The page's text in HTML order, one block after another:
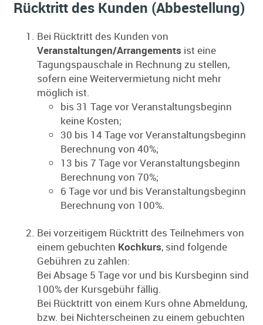
Rücktritt des Kunden (Abbestellung)
Bei Rücktritt des Kunden von
Veranstaltungen/Arrangements ist eine
Tagungspauschale in Rechnung zu stellen,
sofern eine Weitervermietung nicht mehr
möglich ist.
bis 31 Tage vor Veranstaltungsbeginn
keine Kosten;
30 bis 14 Tage vor Veranstaltungsbeginn
Berechnung von 40%;
13 bis 7 Tage vor Veranstaltungsbeginn
Berechnung von 70%;
6 Tage vor und bis Veranstaltungsbeginn
Berechnung von 100%.
Bei vorzeitigem Rücktritt des Teilnehmers von
einem gebuchten Kochkurs, sind folgende
Gebühren zu zahlen:
Bei Absage 5 Tage vor und bis Kursbeginn sind
100% der Kursgebühr fällig.
Bei Rücktritt von einem Kurs ohne Abmeldung,
bzw. bei Nichterscheinen zu einem gebuchten